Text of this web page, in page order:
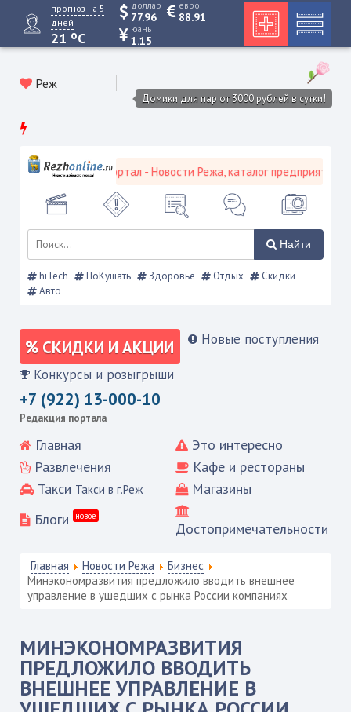
прогноз на 5
дней
21 oC
доллар
77.96
евро
88.91
юань
1.15
Реж
Домики для пар от 3000 рублей в сутки!
городской портал - Новости Режа, каталог предприятий,
Найти
hiTech ПоКушать Здоровье Отдых
Скидки
Авто
СКИДКИ И АКЦИИ Новые поступления
Конкурсы и розыгрыши
+7 (922) 13-000-10
Редакция портала
Главная
Это интересно
Развлечения
Кафе и рестораны
Такси Такси в г.Реж
Магазины
Блоги
новое
Достопримечательности
Главная Новости Режа
Бизнес
Минэкономразвития предложило вводить внешнее
управление в ушедших с рынка России компаниях
МИНЭКОНОМРАЗВИТИЯ
ПРЕДЛОЖИЛО ВВОДИТЬ
ВНЕШНЕЕ УПРАВЛЕНИЕ В